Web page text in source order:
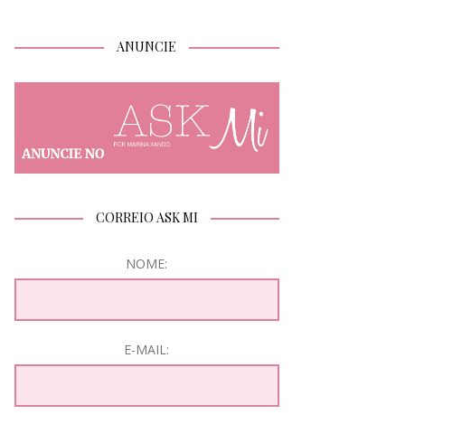
ANUNCIE
CORREIO ASK MI
NOME:
E-MAIL: